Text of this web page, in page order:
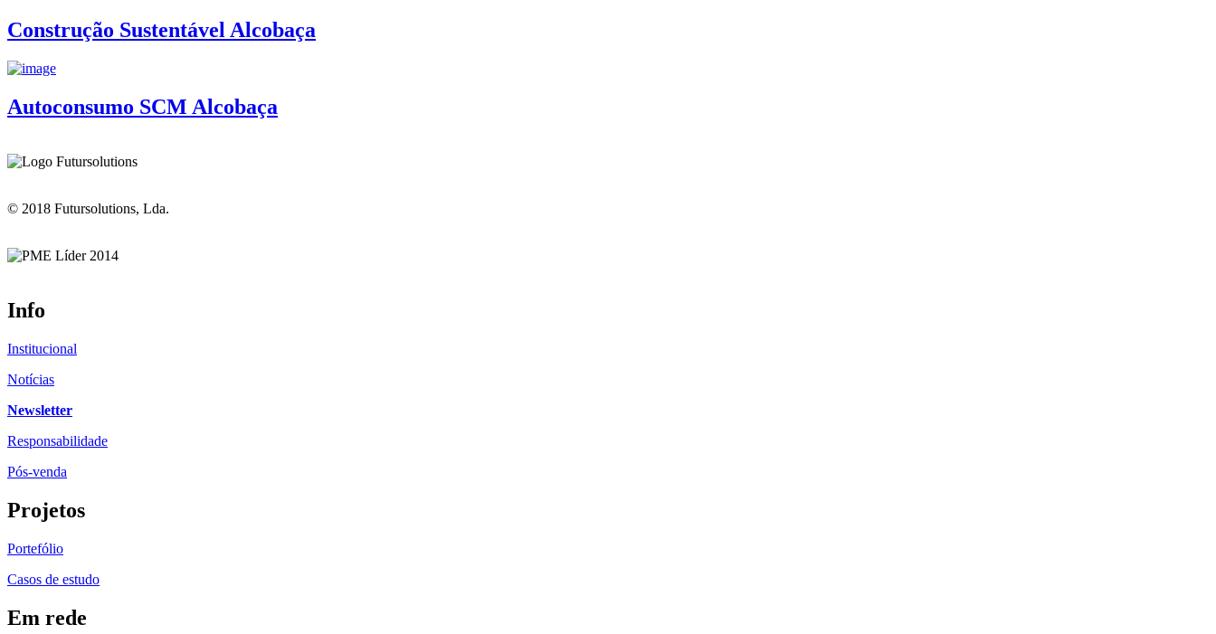
Construção Sustentável Alcobaça
Autoconsumo SCM Alcobaça
© 2018 Futursolutions, Lda.
Info
Institucional
Notícias
Newsletter
Responsabilidade
Pós-venda
Projetos
Portefólio
Casos de estudo
Em rede